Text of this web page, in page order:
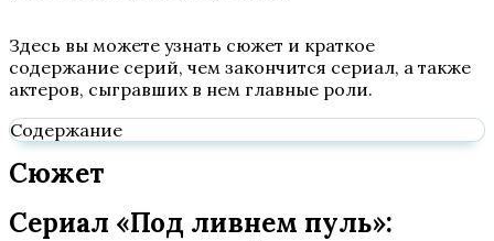
Здесь вы можете узнать сюжет и краткое
содержание серий, чем закончится сериал, а также
актеров, сыгравших в нем главные роли.
Содержание
Сюжет
Сериал «Под ливнем пуль»: